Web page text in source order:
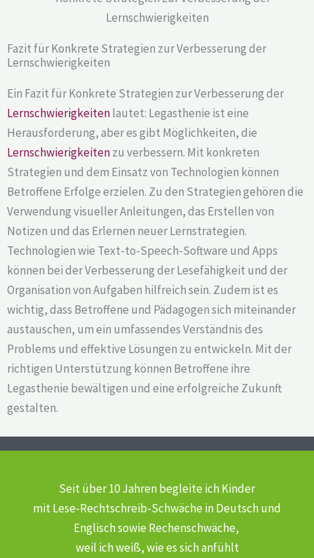
Fazit für Konkrete Strategien zur Verbesserung der
Lernschwierigkeiten
Ein Fazit für Konkrete Strategien zur Verbesserung der
Lernschwierigkeitenlautet: Legasthenie ist eine
Herausforderung, aber es gibt Möglichkeiten, die
Lernschwierigkeitenzu verbessern. Mit konkreten
Strategien und dem Einsatz von Technologien können
Betroffene Erfolge erzielen. Zu den Strategien gehören die
Verwendung visueller Anleitungen, das Erstellen von
Notizen und das Erlernen neuer Lernstrategien.
Technologien wie Text-to-Speech-Software und Apps
können bei der Verbesserung der Lesefähigkeit und der
Organisation von Aufgaben hilfreich sein. Zudem ist es
wichtig, dass Betroffene und Pädagogen sich miteinander
austauschen, um ein umfassendes Verständnis des
Problems und effektive Lösungen zu entwickeln. Mit der
richtigen Unterstützung können Betroffene ihre
Legasthenie bewältigen und eine erfolgreiche Zukunft
gestalten.
Seit über 10 Jahren begleite ich Kinder
mit Lese-Rechtschreib-Schwächein Deutsch und
Englisch sowie Rechenschwäche,
weil ich weiß, wie es sich anfühlt